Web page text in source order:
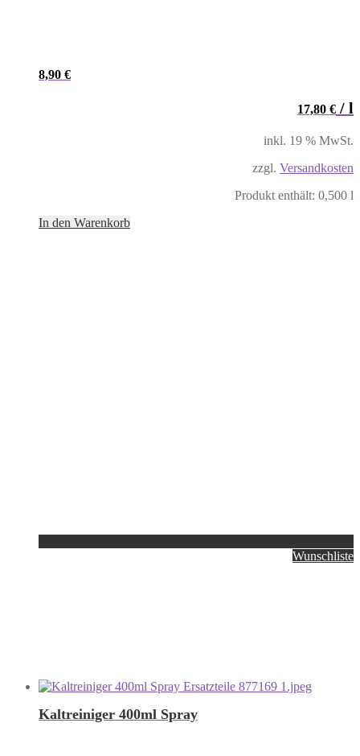
8,90 €
17,80 € / l
inkl. 19 % MwSt.
zzgl. Versandkosten
Produkt enthält: 0,500 l
In den Warenkorb
Wunschliste
Kaltreiniger 400ml Spray